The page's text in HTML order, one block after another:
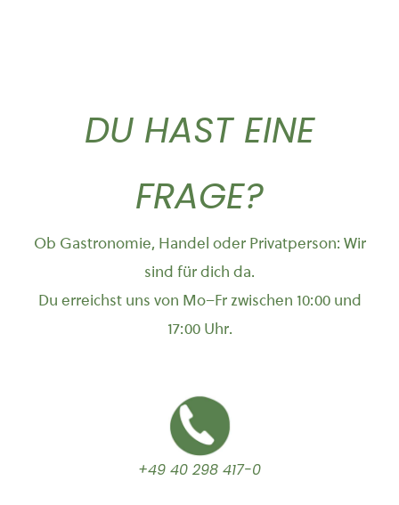
DU HAST EINE
FRAGE?
Ob Gastronomie, Handel oder Privatperson: Wir
sind für dich da.
Du erreichst uns von Mo–Fr zwischen 10:00 und
17:00 Uhr.
+49 40 298 417-0